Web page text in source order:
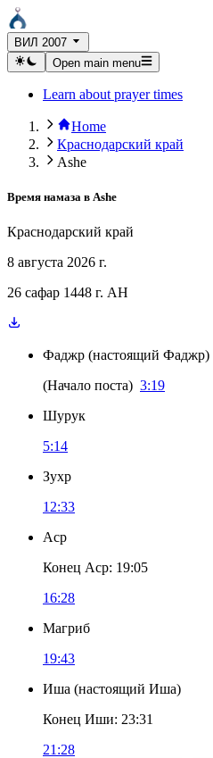
ВИЛ 2007
Open main menu
Learn about prayer times
Home
Краснодарский край
Ashe
Время намаза в Ashe
Краснодарский край
8 августа 2026 г.
26 сафар 1448 г. AH
Фаджр (настоящий Фаджр)
(Начало поста) 3:19
Шурук
5:14
Зухр
12:33
Аср
Конец Аср: 19:05
16:28
Магриб
19:43
Иша (настоящий Иша)
Конец Иши: 23:31
21:28